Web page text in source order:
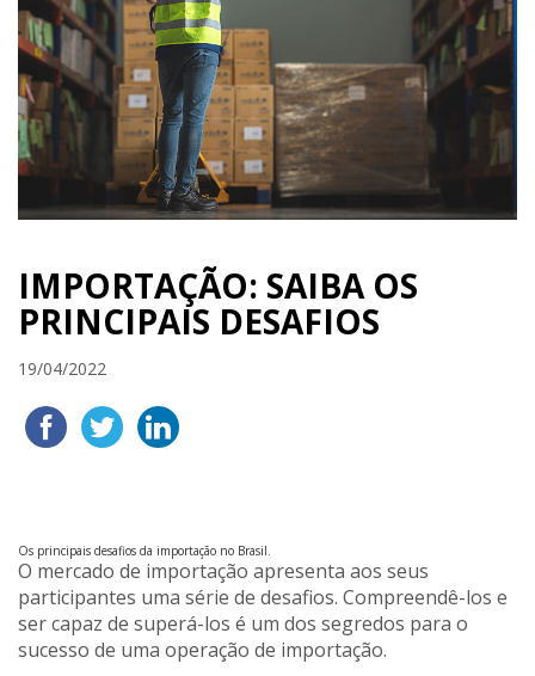
IMPORTAÇÃO: SAIBA OS
PRINCIPAIS DESAFIOS
19/04/2022
Os principais desafios da importação no Brasil.
O mercado de importação apresenta aos seus
participantes uma série de desafios. Compreendê-los e
ser capaz de superá-los é um dos segredos para o
sucesso de uma operação de importação.